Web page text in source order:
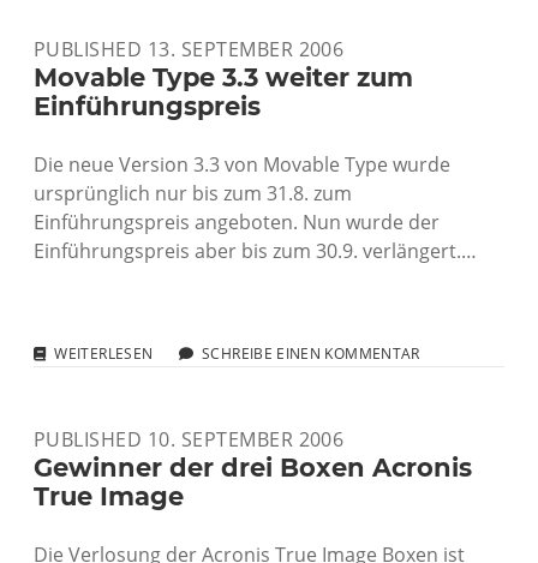
PUBLISHED 13. SEPTEMBER 2006
Movable Type 3.3 weiter zum
Einführungspreis
Die neue Version 3.3 von Movable Type wurde
ursprünglich nur bis zum 31.8. zum
Einführungspreis angeboten. Nun wurde der
Einführungspreis aber bis zum 30.9. verlängert.…
WEITERLESEN MOVABLE
ZUM
EINFÜHRUNGSPREIS
SCHREIBE EINEN KOMMENTAR
PUBLISHED 10. SEPTEMBER 2006
Gewinner der drei Boxen Acronis
True Image
Die Verlosung der Acronis True Image Boxen ist